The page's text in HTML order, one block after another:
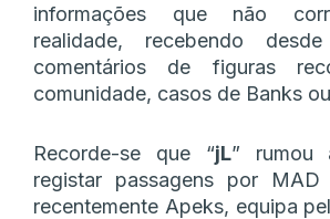
informações que não
realidade, recebendo
comentários de figuras
comunidade, casos de Banks
Recorde-se que “jL” rumou
registar passagens por
recentemente Apeks, equipa